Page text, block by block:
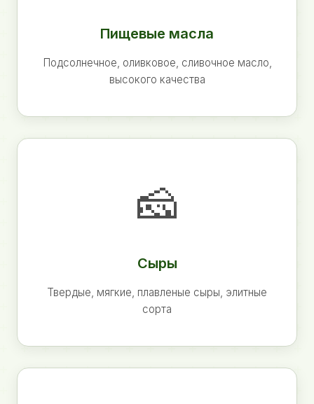
Пищевые масла
Подсолнечное, оливковое, сливочное масло,
высокого качества
🧀
Сыры
Твердые, мягкие, плавленые сыры, элитные
сорта